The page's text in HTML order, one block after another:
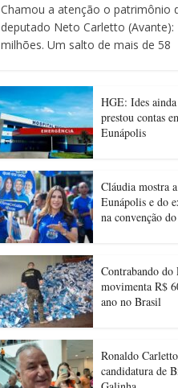
Chamou a atenção o patrimônio
deputado Neto Carletto (Avante):
milhões. Um salto de mais de 58
HGE: Ides
prestou contas
Eunápolis
Cláudia mostra
Eunápolis e do
na convenção
Contrabando do
movimenta R$
ano no Brasil
Ronaldo
candidatura de